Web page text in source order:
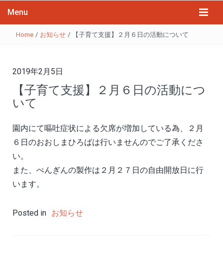
Menu
Home / お知らせ / 【子育て支援】２月６日の活動について
2019年2月5日
【子育て支援】２月６日の活動につ
いて
園内にて嘔吐症状による欠席が増加している為、２月
６日のおおしまひろばは行いませんのでご了承くださ
い。
また、ぺんぎんの製作は２月２７日の自由開放日に行
います。
Posted in お知らせ